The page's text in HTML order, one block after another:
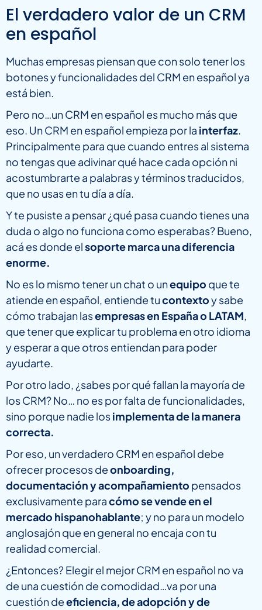
El verdadero valor de un CRM
en español
Muchas empresas piensan que con solo tener los
botones y funcionalidades del CRM en español ya
está bien.
Pero no…un CRM en español es mucho más que
eso. Un CRM en español empieza por la interfaz.
Principalmente para que cuando entres al sistema
no tengas que adivinar qué hace cada opción ni
acostumbrarte a palabras y términos traducidos,
que no usas en tu día a día.
Y te pusiste a pensar ¿qué pasa cuando tienes una
duda o algo no funciona como esperabas? Bueno,
acá es donde elsoporte marca una diferencia
enorme.
No es lo mismo tener un chat o unequipo que te
atiende en español, entiende tucontextoy sabe
cómo trabajan lasempresas en España o LATAM,
que tener que explicar tu problema en otro idioma
y esperar a que otros entiendan para poder
ayudarte.
Por otro lado, ¿sabes por qué fallan la mayoría de
los CRM? No… no es por falta de funcionalidades,
sino porque nadie losimplementa de la manera
correcta.
Por eso, un verdadero CRM en español debe
ofrecer procesos deonboarding,
documentación y acompañamiento pensados
exclusivamente paracómo se vende en el
mercado hispanohablante; y no para un modelo
anglosajón que en general no encaja con tu
realidad comercial.
¿Entonces? Elegir el mejor CRM en español no va
de una cuestión de comodidad…va por una
cuestión deeficiencia, de adopción y de